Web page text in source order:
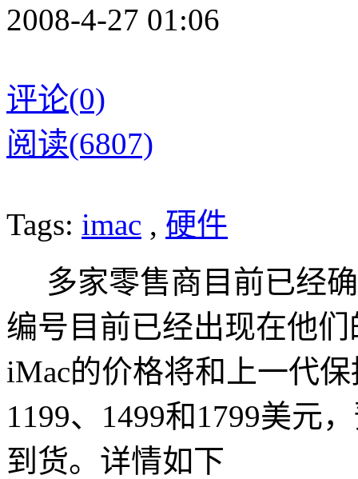
2008-4-27 01:06
评论(0)
阅读(6807)
Tags: imac , 硬件
多家零售商目前已经
编号目前已经出现在他
iMac的价格将和上一代
1199、1499和1799美元
到货。详情如下